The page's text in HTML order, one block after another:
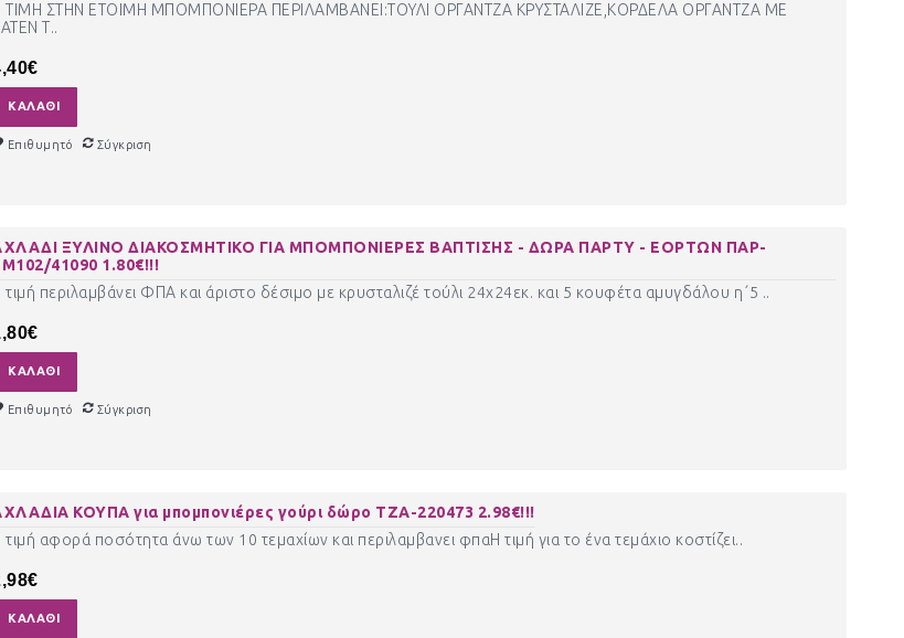
ΤΙΜΗ ΣΤΗΝ ΕΤΟΙΜΗ ΜΠΟΜΠΟΝΙΕΡΑ ΠΕΡΙΛΑΜΒΑΝΕΙ:ΤΟΥΛΙ ΟΡΓΑΝΤΖΑ ΚΡΥΣΤΑΛΙΖΕ,ΚΟΡΔΕΛΑ ΟΡΓΑΝΤΖΑ ΜΕ
Τ..
ΚΑΛΆΘΙ
Επιθυμητό Σύγκριση
ΞΥΛΙΝΟ ΔΙΑΚΟΣΜΗΤΙΚΟ ΓΙΑ ΜΠΟΜΠΟΝΙΕΡΕΣ ΒΑΠΤΙΣΗΣ - ΔΩΡΑ ΠΑΡΤΥ - ΕΟΡΤΩΝ ΠΑΡ-
41090 1.80€!!!
τιμή περιλαμβάνει ΦΠΑ και άριστο δέσιμο με κρυσταλιζέ τούλι 24χ24εκ. και 5 κουφέτα αμυγδάλου η΄5 ..
ΚΑΛΆΘΙ
Επιθυμητό Σύγκριση
ΚΟΥΠΑ για μπομπονιέρες γούρι δώρο ΤΖΑ-220473 2.98€!!!
τιμή αφορά ποσότητα άνω των 10 τεμαχίων και περιλαμβανει φπαΗ τιμή για το ένα τεμάχιο κοστίζει..
ΚΑΛΆΘΙ